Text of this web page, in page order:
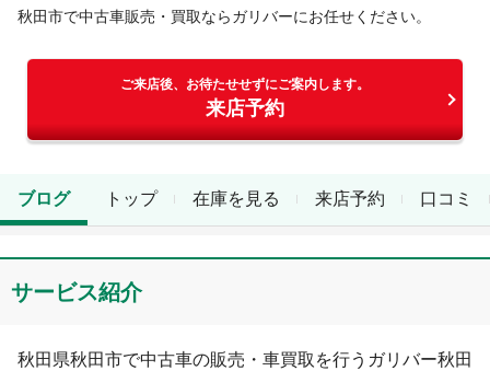
秋田市で中古車販売・買取ならガリバーにお任せください。
ご来店後、お待たせせずにご案内します。
来店予約
トップ 在庫を見る 来店予約 口コミ
ブログ
サービス紹介
秋田県秋田市で中古車の販売・車買取を行う ガリバー秋田